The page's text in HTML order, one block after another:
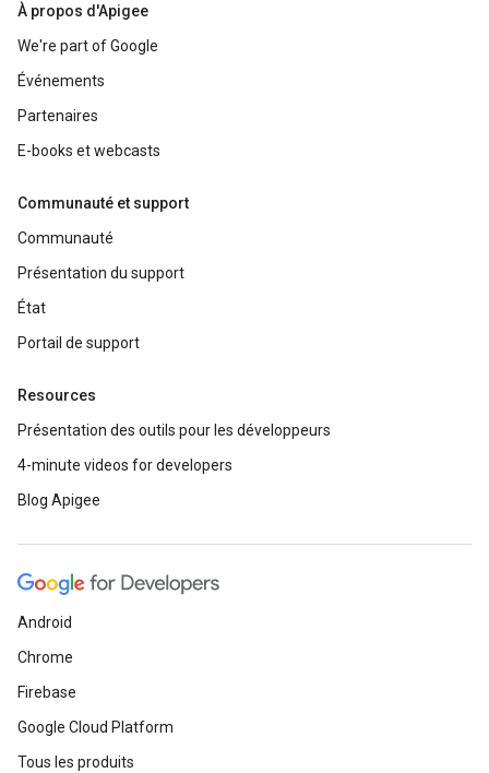
À propos d'Apigee
We're part of Google
Événements
Partenaires
E-books et webcasts
Communauté et support
Communauté
Présentation du support
État
Portail de support
Resources
Présentation des outils pour les développeurs
4-minute videos for developers
Blog Apigee
Android
Chrome
Firebase
Google Cloud Platform
Tous les produits